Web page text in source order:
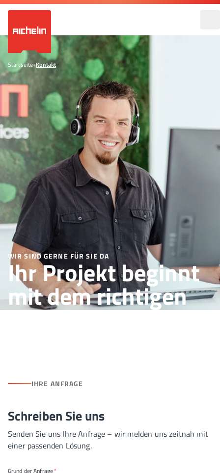
Startseite•Kontakt
WIR SIND GERNE FÜR SIE DA
Ihr Projekt beginnt
mit dem richtigen
Ansprechpartner.
IHRE ANFRAGE
Schreiben Sie uns
Senden Sie uns Ihre Anfrage – wir melden uns zeitnah mit
einer passenden Lösung.
Grund der Anfrage